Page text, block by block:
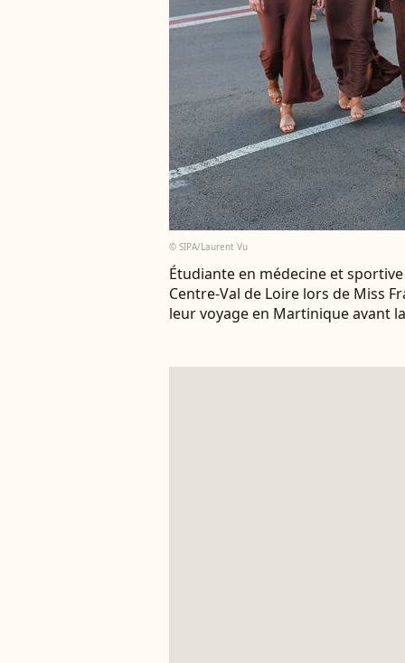
© SIPA/Laurent Vu
Étudiante en médecine et
Centre-Val de Loire lors de Miss
leur voyage en Martinique avant